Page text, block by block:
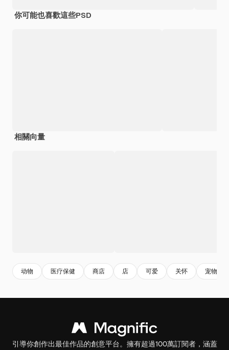
你可能也喜歡這些PSD
相關向量
动物 医疗保健 商店 店 可爱 关怀 宠物
引導你創作出最佳作品的創意平台。擁有超過100萬訂閱者，涵蓋